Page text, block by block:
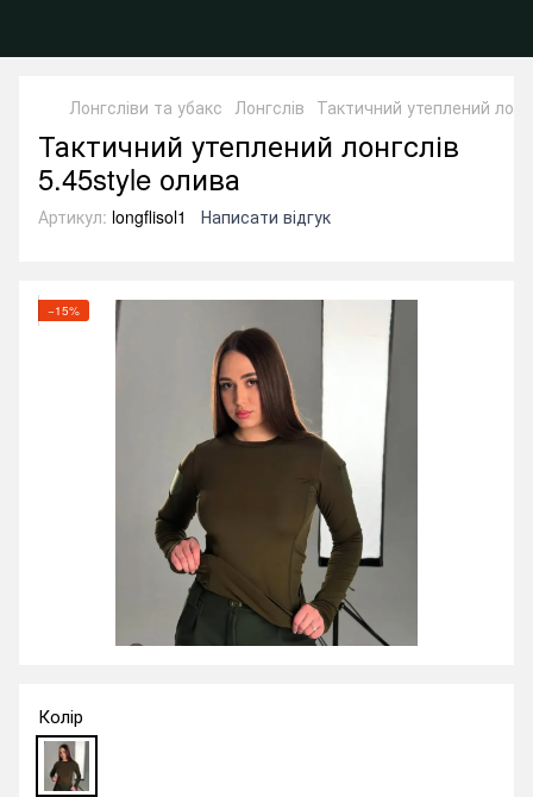
Лонгсліви та убакс Лонгслів Тактичний утеплений
Тактичний утеплений лонгслів
5.45style олива
Артикул: longflisol1 Написати відгук
−15%
Колір